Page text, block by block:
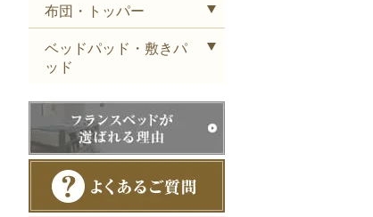
布団・トッパー
ベッドパッド・敷きパ
ッド